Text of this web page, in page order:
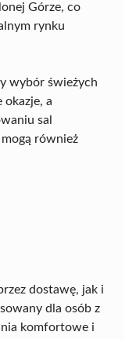
Górze, co
rynku
wybór świeżych
a
sal
również
dostawę, jak i
dla osób z
komfortowe i